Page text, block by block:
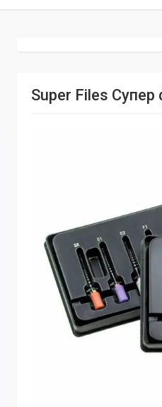
Super Files